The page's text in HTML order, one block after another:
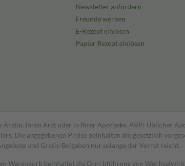
Newsletter anfordern
Freunde werben
E-Rezept einlösen
Papier Rezept einlösen
Ärztin, Ihren Arzt oder in Ihrer Apotheke. AVP: Üblicher
Die angegebenen Preise beinhalten die gesetzlich
und Gratis-Beigaben nur solange der Vorrat reicht.
Warenkorb beinhaltet die Durchführung von